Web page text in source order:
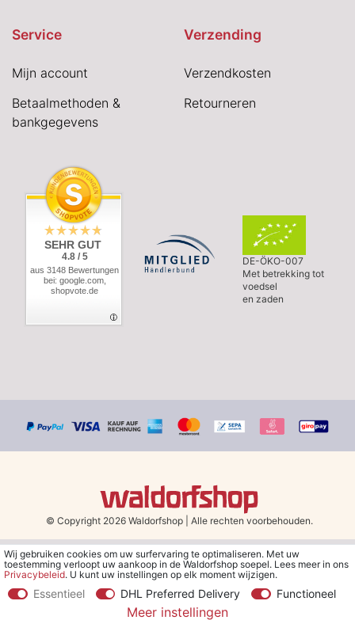
Service
Mijn account
Betaalmethoden &
bankgegevens
Verzending
Verzendkosten
Retourneren
SEHR GUT
4.8 / 5
aus 3148 Bewertungen
bei: google.com,
shopvote.de
DE-ÖKO-007
Met betrekking tot
voedsel
en zaden
© Copyright 2026 Waldorfshop Alle rechten voorbehouden.
*Gratis verzending in Nederland en België vanaf 79 euro bij het
kiezen van de verzendmethode "DHL - Besparing op
**Je ontvangt de kortingsbon van € 5 per e-mail nadat je je hebt
Wij gebruiken cookies om uw surfervaring te optimaliseren. Met uw
toestemming verloopt uw aankoop in de Waldorfshop soepel. Lees meer in ons
Privacybeleid. U kunt uw instellingen op elk moment wijzigen.
Essentieel DHL Preferred Delivery Functioneel
Meer instellingen